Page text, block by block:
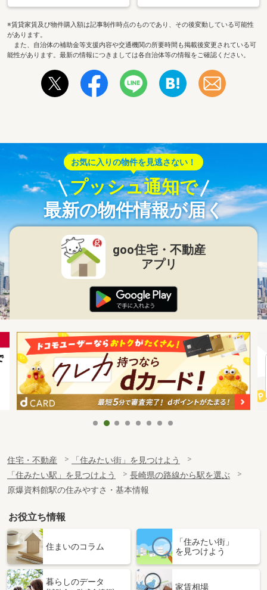
※賃貸家賃及び物件購入額は記事制作時点のものであり、その後変動している可能性
があります。
また、自治体の補助金等支援内容や交通機関の所要時間も掲載後変更されている可
能性があります。最新の情報につきましては各自治体等の情報をご確認ください。
お気に入りの物件を見逃さない！
プッシュ通知で
最新の物件情報が届く
goo住宅・不動産
アプリ
住宅・不動産
「住みたい街」を見つけよう
「住みたい駅」を見つけよう
長崎県の路線から駅を選ぶ
原爆資料館駅の住みやすさ・基本情報
お役立ち情報
住まいのコラム
「住みたい街」
を見つけよう
暮らしのデータ
家賃相場